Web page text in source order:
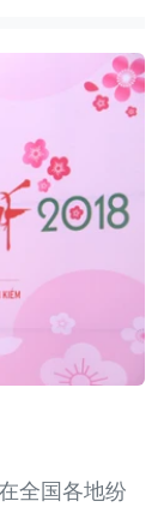
全国各地纷